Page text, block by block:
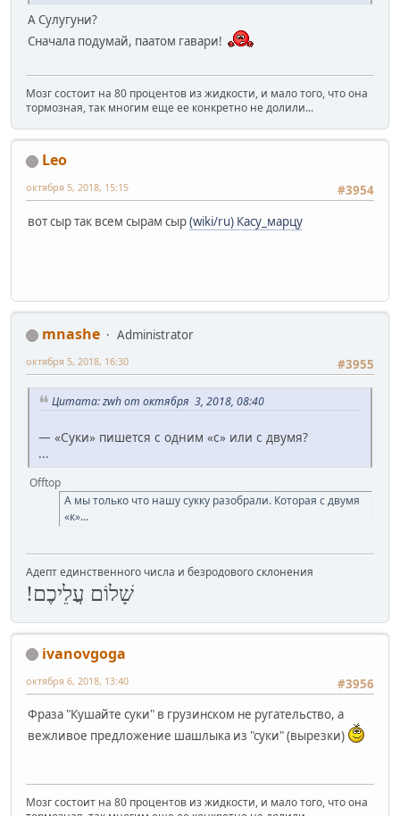
А Сулугуни?
Сначала подумай, паатом гавари!
Мозг состоит на 80 процентов из жидкости, и мало того, что она
тормозная, так многим еще ее конкретно не долили...
Leo
#3954
октября 5, 2018, 15:15
вот сыр так всем сырам сыр(wiki/ru) Касу_марцу
mnashe
Administrator
#3955
октября 5, 2018, 16:30
Цитата: zwh от октября 3, 2018, 08:40
— «Суки» пишется с одним «с» или с двумя?
...
Offtop
А мы только что нашу сукку разобрали. Которая с двумя
«к»...
Адепт единственного числа и безродового склонения
שָׁלוֹם עֲלֵיכֶם!
ivanovgoga
#3956
октября 6, 2018, 13:40
Фраза "Кушайте суки" в грузинском не ругательство, а
вежливое предложение шашлыка из "суки" (вырезки)
Мозг состоит на 80 процентов из жидкости, и мало того, что она